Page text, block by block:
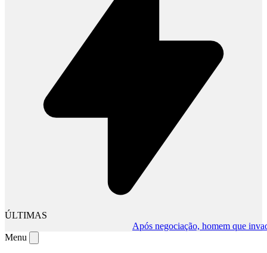
ÚLTIMAS
Após negociação, homem que invadiu
Menu